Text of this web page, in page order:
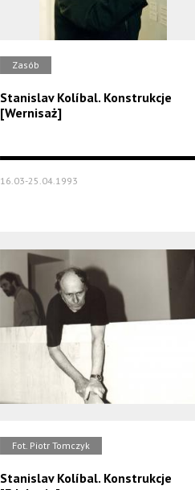
Zasób
Stanislav Kolíbal. Konstrukcje
[Wernisaż]
16.03-25.04.1993
Fot. Piotr Tomczyk
Stanislav Kolíbal. Konstrukcje